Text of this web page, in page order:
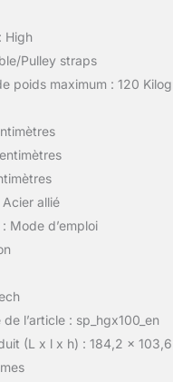
High
Pulley straps
poids maximum : 120
allié
Mode d’emploi
l’article : sp_hgx100_en
(L x l x h) : 184,2 x